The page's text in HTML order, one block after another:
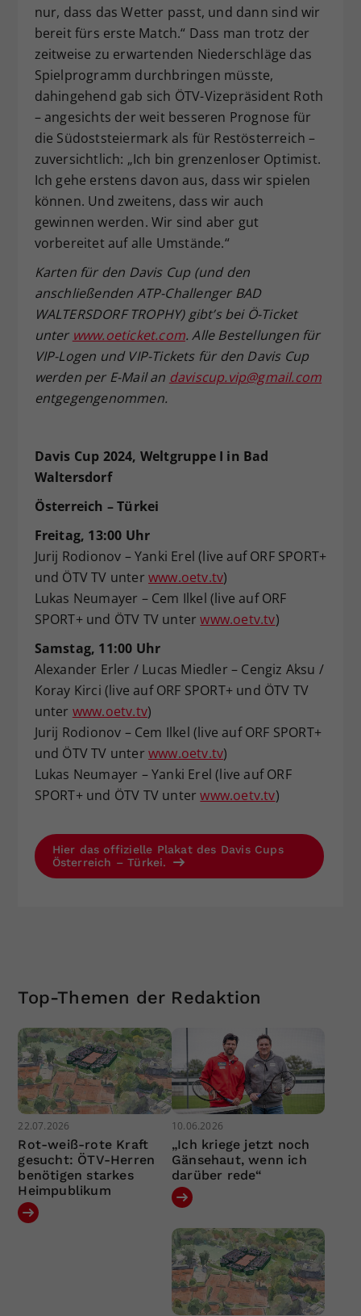
nur, dass das Wetter passt, und dann sind wir
bereit fürs erste Match.“ Dass man trotz der
zeitweise zu erwartenden Niederschläge das
Spielprogramm durchbringen müsste,
dahingehend gab sich ÖTV-Vizepräsident Roth
– angesichts der weit besseren Prognose für
die Südoststeiermark als für Restösterreich –
zuversichtlich: „Ich bin grenzenloser Optimist.
Ich gehe erstens davon aus, dass wir spielen
können. Und zweitens, dass wir auch
gewinnen werden. Wir sind aber gut
vorbereitet auf alle Umstände.“
Karten für den Davis Cup (und den
anschließenden ATP-Challenger BAD
WALTERSDORF TROPHY) gibt’s bei Ö-Ticket
unter www.oeticket.com. Alle Bestellungen für
VIP-Logen und VIP-Tickets für den Davis Cup
werden per E-Mail an daviscup.vip@gmail.com
entgegengenommen.
Davis Cup 2024, Weltgruppe I in Bad
Waltersdorf
Österreich – Türkei
Freitag, 13:00 Uhr
Jurij Rodionov – Yanki Erel (live auf ORF SPORT+
und ÖTV TV unter www.oetv.tv)
Lukas Neumayer – Cem Ilkel (live auf ORF
SPORT+ und ÖTV TV unterwww.oetv.tv)
Samstag, 11:00 Uhr
Alexander Erler / Lucas Miedler – Cengiz Aksu /
Koray Kirci (live auf ORF SPORT+ und ÖTV TV
unter www.oetv.tv)
Jurij Rodionov – Cem Ilkel (live auf ORF SPORT+
und ÖTV TV unter www.oetv.tv)
Lukas Neumayer – Yanki Erel (live auf ORF
SPORT+ und ÖTV TV unterwww.oetv.tv)
Hier das offizielle Plakat des Davis Cups
Österreich – Türkei.
Top-Themen der Redaktion
22.07.2026
Rot-weiß-rote Kraft
gesucht: ÖTV-Herren
benötigen starkes
Heimpublikum
10.06.2026
„Ich kriege jetzt noch
Gänsehaut, wenn ich
darüber rede“